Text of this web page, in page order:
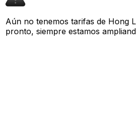
Aún no tenemos tarifas de Hong
pronto, siempre estamos